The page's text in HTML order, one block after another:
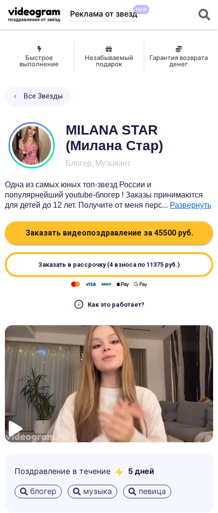
Реклама от звездNEW
Быстрое
выполнение
Незабываемый
подарок
Гарантия возврата
денег
Все Звёзды
MILANA STAR
(Милана Стар)
Блогер, Музыкант
Одна из самых юных топ-звезд России и
популярнейший youtube-блогер ! Заказы принимаются
для детей до 12 лет. Получите от меня перс... Развернуть
Заказать видеопоздравление за 45500руб.
Заказать в рассрочку (4 взноса по 11375руб.)
Как это работает?
Поздравление в течение 5 дней
блогер музыка певица